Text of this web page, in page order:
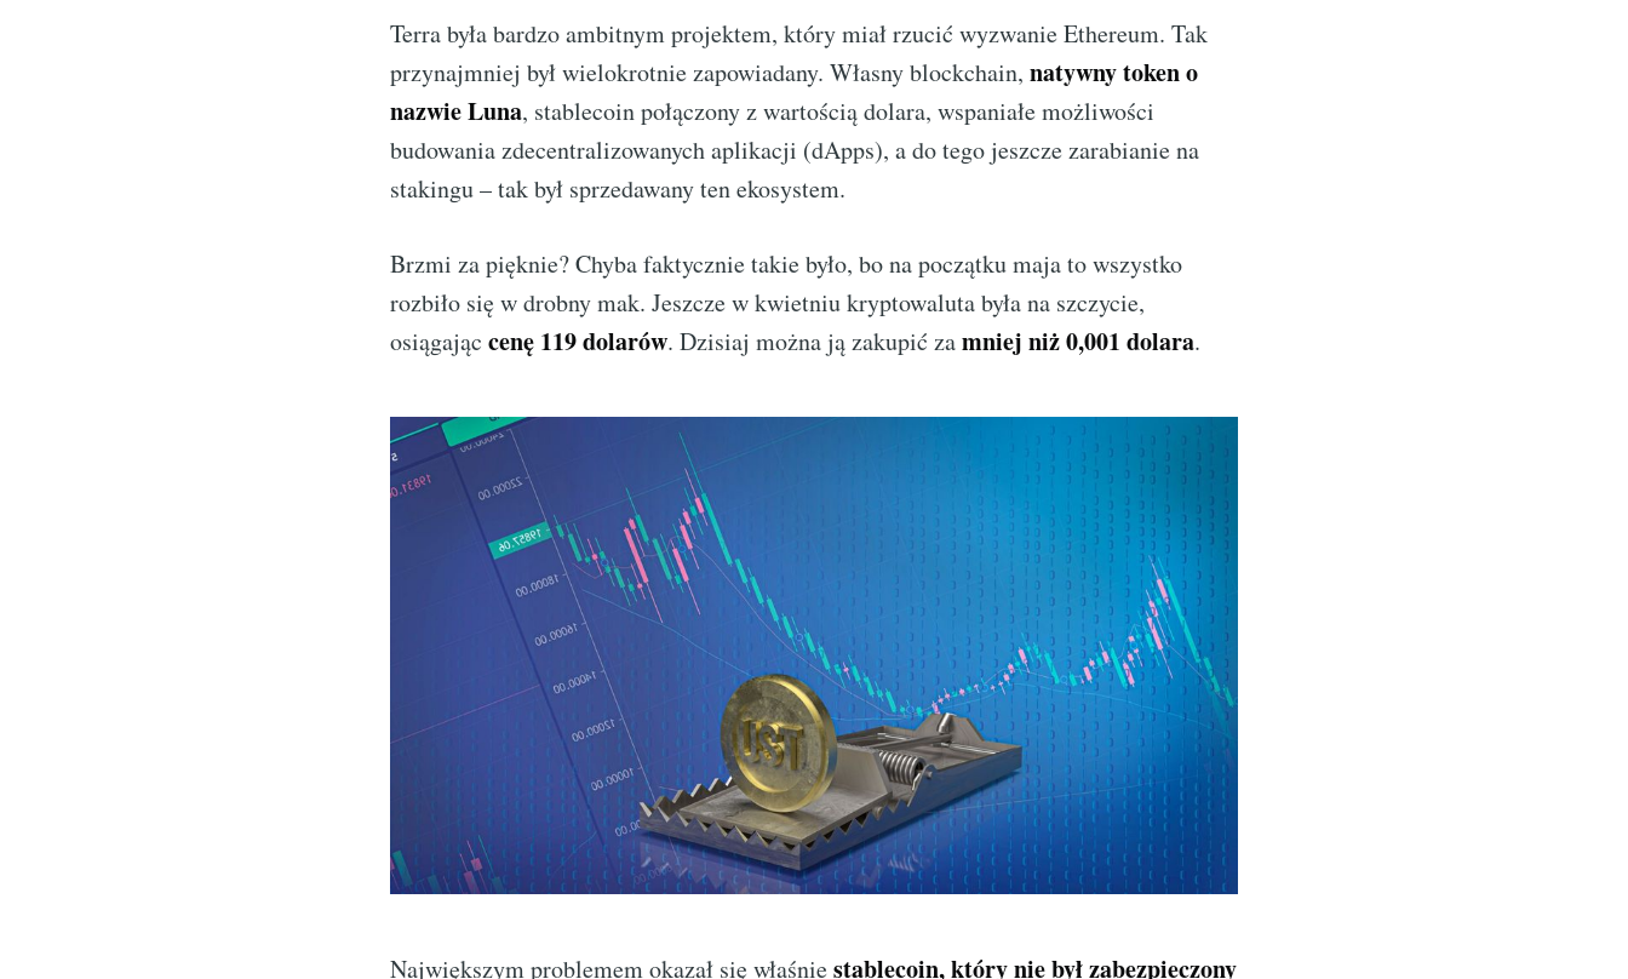
Terra była bardzo ambitnym projektem, który miał rzucić wyzwanie Ethereum. Tak
przynajmniej był wielokrotnie zapowiadany. Własny blockchain, natywny token o
nazwie Luna, stablecoin połączony z wartością dolara, wspaniałe możliwości
budowania zdecentralizowanych aplikacji (dApps), a do tego jeszcze zarabianie na
stakingu – tak był sprzedawany ten ekosystem.
Brzmi za pięknie? Chyba faktycznie takie było, bo na początku maja to wszystko
rozbiło się w drobny mak. Jeszcze w kwietniu kryptowaluta była na szczycie,
osiągając cenę 119 dolarów. Dzisiaj można ją zakupić zamniej niż 0,001 dolara.
Największym problemem okazał się właśniestablecoin, który nie był zabezpieczony